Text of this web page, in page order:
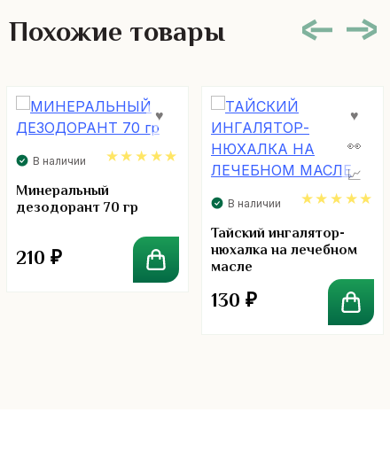
Похожие товары
В наличии
5.00
Минеральный
дезодорант 70 гр
210 ₽
В наличии
5.00
Тайский ингалятор-
нюхалка на лечебном
масле
130 ₽